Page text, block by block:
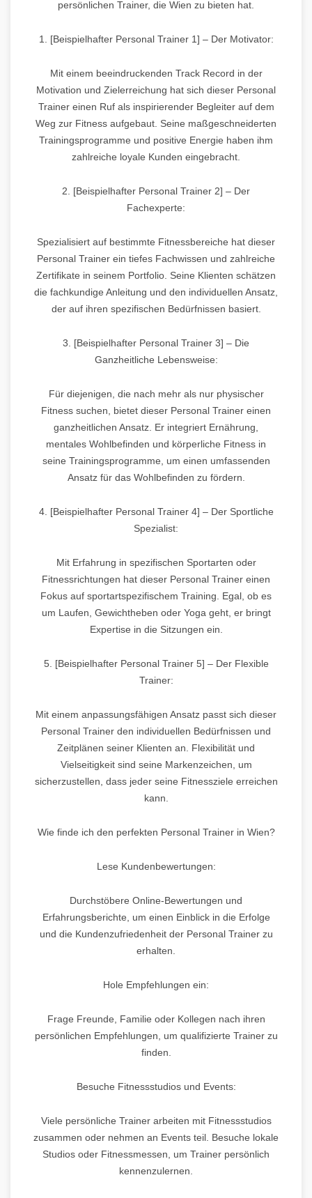
persönlichen Trainer, die Wien zu bieten hat.
1. [Beispielhafter Personal Trainer 1] – Der Motivator:
Mit einem beeindruckenden Track Record in der
Motivation und Zielerreichung hat sich dieser Personal
Trainer einen Ruf als inspirierender Begleiter auf dem
Weg zur Fitness aufgebaut. Seine maßgeschneiderten
Trainingsprogramme und positive Energie haben ihm
zahlreiche loyale Kunden eingebracht.
2. [Beispielhafter Personal Trainer 2] – Der
Fachexperte:
Spezialisiert auf bestimmte Fitnessbereiche hat dieser
Personal Trainer ein tiefes Fachwissen und zahlreiche
Zertifikate in seinem Portfolio. Seine Klienten schätzen
die fachkundige Anleitung und den individuellen Ansatz,
der auf ihren spezifischen Bedürfnissen basiert.
3. [Beispielhafter Personal Trainer 3] – Die
Ganzheitliche Lebensweise:
Für diejenigen, die nach mehr als nur physischer
Fitness suchen, bietet dieser Personal Trainer einen
ganzheitlichen Ansatz. Er integriert Ernährung,
mentales Wohlbefinden und körperliche Fitness in
seine Trainingsprogramme, um einen umfassenden
Ansatz für das Wohlbefinden zu fördern.
4. [Beispielhafter Personal Trainer 4] – Der Sportliche
Spezialist:
Mit Erfahrung in spezifischen Sportarten oder
Fitnessrichtungen hat dieser Personal Trainer einen
Fokus auf sportartspezifischem Training. Egal, ob es
um Laufen, Gewichtheben oder Yoga geht, er bringt
Expertise in die Sitzungen ein.
5. [Beispielhafter Personal Trainer 5] – Der Flexible
Trainer:
Mit einem anpassungsfähigen Ansatz passt sich dieser
Personal Trainer den individuellen Bedürfnissen und
Zeitplänen seiner Klienten an. Flexibilität und
Vielseitigkeit sind seine Markenzeichen, um
sicherzustellen, dass jeder seine Fitnessziele erreichen
kann.
Wie finde ich den perfekten Personal Trainer in Wien?
Lese Kundenbewertungen:
Durchstöbere Online-Bewertungen und
Erfahrungsberichte, um einen Einblick in die Erfolge
und die Kundenzufriedenheit der Personal Trainer zu
erhalten.
Hole Empfehlungen ein:
Frage Freunde, Familie oder Kollegen nach ihren
persönlichen Empfehlungen, um qualifizierte Trainer zu
finden.
Besuche Fitnessstudios und Events:
Viele persönliche Trainer arbeiten mit Fitnessstudios
zusammen oder nehmen an Events teil. Besuche lokale
Studios oder Fitnessmessen, um Trainer persönlich
kennenzulernen.